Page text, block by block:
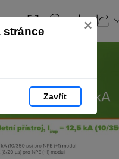
stránce ×
Zavřít